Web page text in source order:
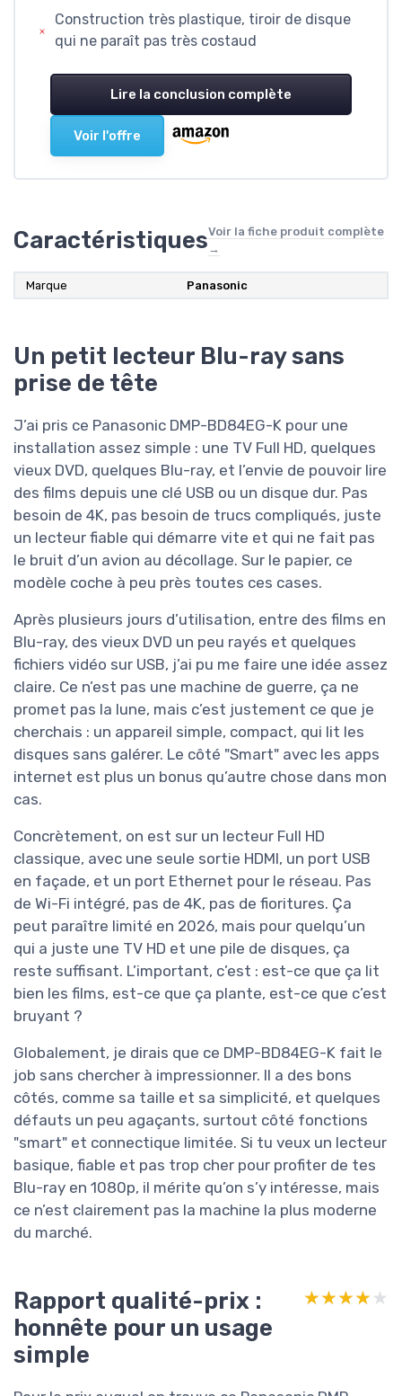
Construction très plastique, tiroir de disque
qui ne paraît pas très costaud
Lire la conclusion complète
Voir l'offre
CaractéristiquesVoir la fiche produit complète
→
Marque ‎Panasonic
Un petit lecteur Blu-ray sans
prise de tête
J’ai pris ce Panasonic DMP-BD84EG-K pour une
installation assez simple : une TV Full HD, quelques
vieux DVD, quelques Blu-ray, et l’envie de pouvoir lire
des films depuis une clé USB ou un disque dur. Pas
besoin de 4K, pas besoin de trucs compliqués, juste
un lecteur fiable qui démarre vite et qui ne fait pas
le bruit d’un avion au décollage. Sur le papier, ce
modèle coche à peu près toutes ces cases.
Après plusieurs jours d’utilisation, entre des films en
Blu-ray, des vieux DVD un peu rayés et quelques
fichiers vidéo sur USB, j’ai pu me faire une idée assez
claire. Ce n’est pas une machine de guerre, ça ne
promet pas la lune, mais c’est justement ce que je
cherchais : un appareil simple, compact, qui lit les
disques sans galérer. Le côté "Smart" avec les apps
internet est plus un bonus qu’autre chose dans mon
cas.
Concrètement, on est sur un lecteur Full HD
classique, avec une seule sortie HDMI, un port USB
en façade, et un port Ethernet pour le réseau. Pas
de Wi-Fi intégré, pas de 4K, pas de fioritures. Ça
peut paraître limité en 2026, mais pour quelqu’un
qui a juste une TV HD et une pile de disques, ça
reste suffisant. L’important, c’est : est-ce que ça lit
bien les films, est-ce que ça plante, est-ce que c’est
bruyant ?
Globalement, je dirais que ce DMP-BD84EG-K fait le
job sans chercher à impressionner. Il a des bons
côtés, comme sa taille et sa simplicité, et quelques
défauts un peu agaçants, surtout côté fonctions
"smart" et connectique limitée. Si tu veux un lecteur
basique, fiable et pas trop cher pour profiter de tes
Blu-ray en 1080p, il mérite qu’on s’y intéresse, mais
ce n’est clairement pas la machine la plus moderne
du marché.
Rapport qualité-prix :
honnête pour un usage
simple
★★★★★
★★★★★